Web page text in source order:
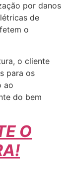
por danos
de
o
o cliente
para os
ao
do bem
O